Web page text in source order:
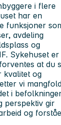
i flere
har en
funksjoner
avdeling
og
Sykehuset er
at du
kvalitet og
vi
i
perspektiv gir
og